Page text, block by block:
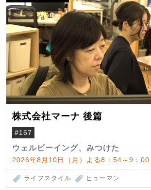
株式会社マーナ 後篇
#167
ウェルビーイング、みつけた
2026年8月10日（月）よる8：54～9：00
ライフスタイル ヒューマン